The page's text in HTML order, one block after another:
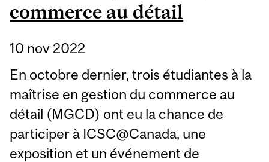
commerce au détail
10 nov 2022
En octobre dernier, trois étudiantes à la
maîtrise en gestion du commerce au
détail (MGCD) ont eu la chance de
participer à ICSC@Canada, une
exposition et un événement de